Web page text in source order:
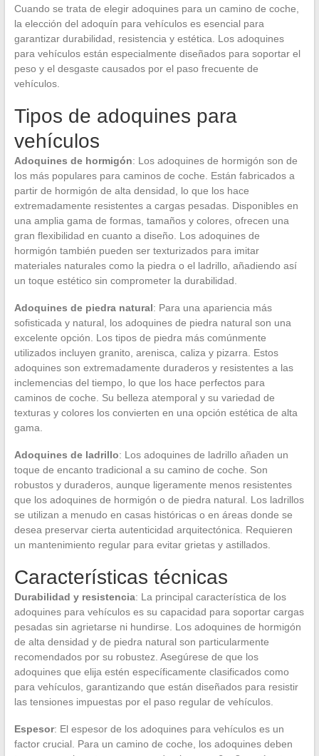
Cuando se trata de elegir adoquines para un camino de coche,
la elección del adoquín para vehículos es esencial para
garantizar durabilidad, resistencia y estética. Los adoquines
para vehículos están especialmente diseñados para soportar el
peso y el desgaste causados por el paso frecuente de
vehículos.
Tipos de adoquines para
vehículos
Adoquines de hormigón: Los adoquines de hormigón son de
los más populares para caminos de coche. Están fabricados a
partir de hormigón de alta densidad, lo que los hace
extremadamente resistentes a cargas pesadas. Disponibles en
una amplia gama de formas, tamaños y colores, ofrecen una
gran flexibilidad en cuanto a diseño. Los adoquines de
hormigón también pueden ser texturizados para imitar
materiales naturales como la piedra o el ladrillo, añadiendo así
un toque estético sin comprometer la durabilidad.
Adoquines de piedra natural: Para una apariencia más
sofisticada y natural, los adoquines de piedra natural son una
excelente opción. Los tipos de piedra más comúnmente
utilizados incluyen granito, arenisca, caliza y pizarra. Estos
adoquines son extremadamente duraderos y resistentes a las
inclemencias del tiempo, lo que los hace perfectos para
caminos de coche. Su belleza atemporal y su variedad de
texturas y colores los convierten en una opción estética de alta
gama.
Adoquines de ladrillo: Los adoquines de ladrillo añaden un
toque de encanto tradicional a su camino de coche. Son
robustos y duraderos, aunque ligeramente menos resistentes
que los adoquines de hormigón o de piedra natural. Los ladrillos
se utilizan a menudo en casas históricas o en áreas donde se
desea preservar cierta autenticidad arquitectónica. Requieren
un mantenimiento regular para evitar grietas y astillados.
Características técnicas
Durabilidad y resistencia: La principal característica de los
adoquines para vehículos es su capacidad para soportar cargas
pesadas sin agrietarse ni hundirse. Los adoquines de hormigón
de alta densidad y de piedra natural son particularmente
recomendados por su robustez. Asegúrese de que los
adoquines que elija estén específicamente clasificados como
para vehículos, garantizando que están diseñados para resistir
las tensiones impuestas por el paso regular de vehículos.
Espesor: El espesor de los adoquines para vehículos es un
factor crucial. Para un camino de coche, los adoquines deben